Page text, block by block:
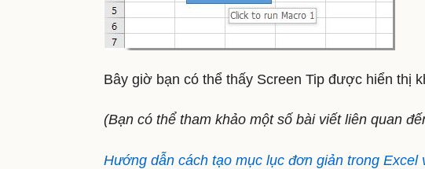
Bây giờ bạn có thể thấy Screen Tip được hiển thị
(Bạn có thể tham khảo một số bài viết liên quan
Hướng dẫn cách tạo mục lục đơn giản trong Excel